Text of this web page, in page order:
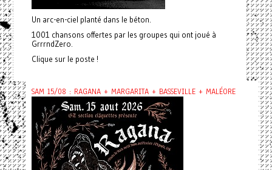
Un arc-en-ciel planté dans le béton.
1001 chansons offertes par les groupes qui ont joué à
GrrrndZero.
Clique sur le poste !
SAM 15/08 : RAGANA + MARGARITA + BASSEVILLE + MALÉORE